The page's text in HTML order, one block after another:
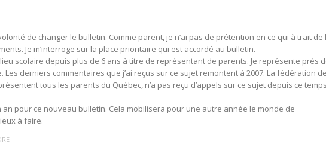
de changer le bulletin. Comme parent, je n’ai pas de prétention en ce qui à trait de
Je m’interroge sur la place prioritaire qui est accordé au bulletin.
scolaire depuis plus de 6 ans à titre de représentant de parents. Je représente près
Les derniers commentaires que j’ai reçus sur ce sujet remontent à 2007. La fédération
tous les parents du Québec, n’a pas reçu d’appels sur ce sujet depuis ce
an pour ce nouveau bulletin. Cela mobilisera pour une autre année le monde de
à faire.